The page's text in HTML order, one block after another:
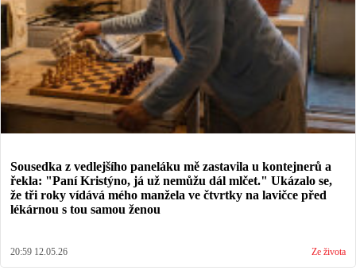
Sousedka z vedlejšího paneláku mě zastavila u kontejnerů a
řekla: "Paní Kristýno, já už nemůžu dál mlčet." Ukázalo se,
že tři roky vídává mého manžela ve čtvrtky na lavičce před
lékárnou s tou samou ženou
20:59 12.05.26 Ze života